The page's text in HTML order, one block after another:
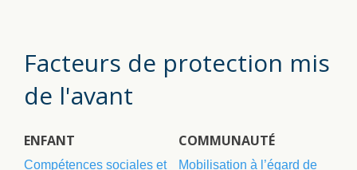
Facteurs de protection mis
de l'avant
ENFANT
Compétences sociales et
COMMUNAUTÉ
Mobilisation à l’égard de